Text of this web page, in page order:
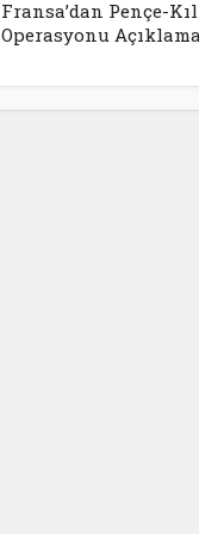
Fransa’dan Pençe-
Operasyonu